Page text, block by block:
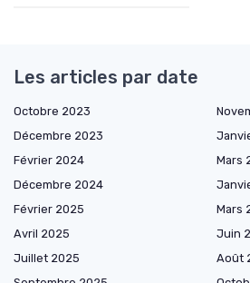
Les articles par date
Octobre 2023
Décembre 2023
Février 2024
Mars
Décembre 2024
Février 2025
Mars
Avril 2025
Juin
Juillet 2025
Août